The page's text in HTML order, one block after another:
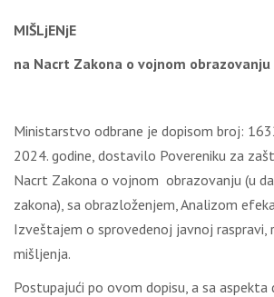
MIŠLjENjE
na Nacrt Zakona o vojnom obrazovanju
Ministarstvo odbrane je dopisom broj:
2024. godine, dostavilo Povereniku za
Nacrt Zakona o vojnom obrazovanju (u
zakona), sa obrazloženjem, Analizom
Izveštajem o sprovedenoj javnoj raspravi,
mišljenja.
Postupajući po ovom dopisu, a sa aspekta